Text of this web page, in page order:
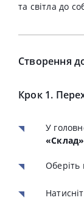
та світла до
Створення
Крок 1.
У
«Склад»
Оберіть